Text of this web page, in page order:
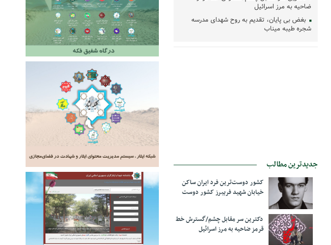
ضاحیه به مرز اسرائیل
بغض بی پایان، تقدیم به روح شهدای مدرسه
شجره طیبه میناب
جدیدترین مطالب
کشور دوست‌ترین فرد ایران ساکن
خیابان شهید فریبرز کشور دوست
دکترین سر مقابل چشم/گسترش خط
قرمز ضاحیه به مرز اسرائیل